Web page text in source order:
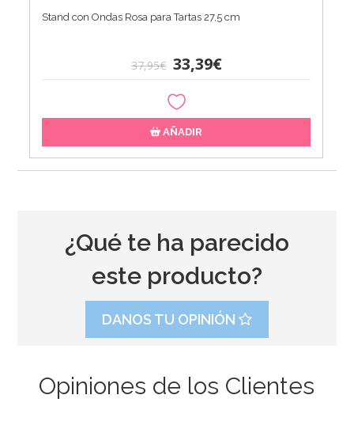
Stand con Ondas Rosa para Tartas 27,5 cm
37,95€ 33,39€
AÑADIR
¿Qué te ha parecido
este producto?
DANOS TU OPINIÓN
Opiniones de los Clientes